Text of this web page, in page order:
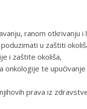
ranom otkrivanju i
u zaštiti
i zaštite okoliša,
te
prava iz